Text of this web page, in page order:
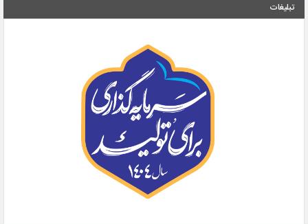
نهاد انقلابی مبارک باد
هشتمین شهید شهرستان کازرون از خطه خشت قهرمان تقدیم انقلاب شد
افزایش مصرف داروهای اعصاب زنگ خطر جدی برای سلامت روان جامعه است
دستگیری عاملان آتش‌سوزی جنگل‌های بلوط کازرون
بانوی کازرونی که با پشتکار توانست از یک زن کم سواد به یک کارآفرین موفق کشوری تبدیل
نیک‌مرام به‌عنوان سرپرست جدید فرمانداری ویژه کازرون منصوب شد
دو ستاره استقلال کازرون به تیم ملی جوانان پیوستند
افتتاح واحد رادیولوژی بیمارستان امام علی(ع)شهرستان کازرون
تبلیغات